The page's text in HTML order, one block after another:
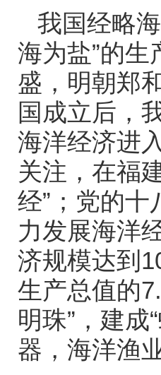
我国经略
海为盐”的生
盛，明朝郑
国成立后，
海洋经济进
关注，在福
经”；党的
力发展海洋
济规模达到
生产总值的
明珠”，建成
器，海洋渔